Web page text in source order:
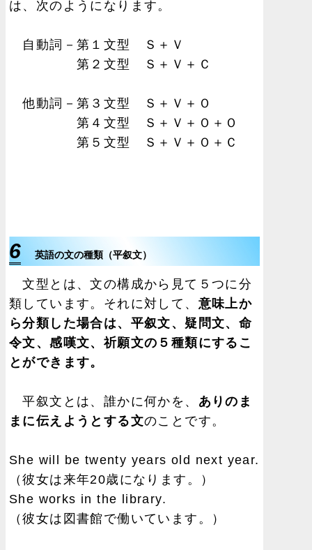
は、次のようになります。
自動詞－第１文型 Ｓ＋Ｖ
第２文型 Ｓ＋Ｖ＋Ｃ
他動詞－第３文型 Ｓ＋Ｖ＋Ｏ
第４文型 Ｓ＋Ｖ＋Ｏ＋Ｏ
第５文型 Ｓ＋Ｖ＋Ｏ＋Ｃ
6 英語の文の種類（平叙文）
文型とは、文の構成から見て５つに分
類しています。それに対して、 意味上か
ら分類した場合は、平叙文、疑問文、命
令文、感嘆文、祈願文の５種類にするこ
とができます。
平叙文とは、誰かに何かを、 ありのま
まに伝えようとする文のことです。
She will be twenty years old next year.
（彼女は来年20歳になります。）
She works in the library.
（彼女は図書館で働いています。）